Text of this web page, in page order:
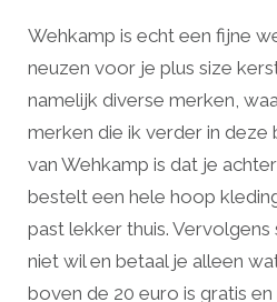
Wehkamp is echt een fijne
neuzen voor je plus size
namelijk diverse merken,
merken die ik verder in deze
van Wehkamp is dat je
bestelt een hele hoop
past lekker thuis.
niet wil en betaal je alleen
boven de 20 euro is gratis